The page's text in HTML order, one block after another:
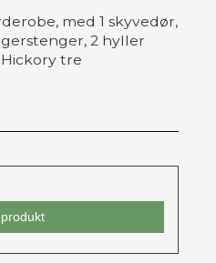
med 1 skyvedør,
2 hyller
Hickory tre